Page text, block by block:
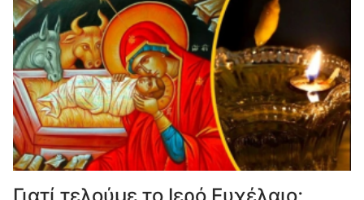
Γιατί τελούμε το Ιερό Ευχέλαιο;